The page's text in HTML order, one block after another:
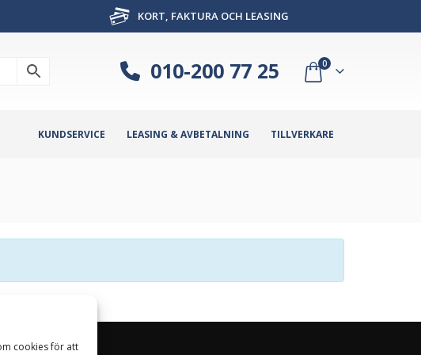
cookies för att
KORT, FAKTURA OCH LEASING
010-200 77 25 0
KUNDSERVICE LEASING & AVBETALNING TILLVERKARE